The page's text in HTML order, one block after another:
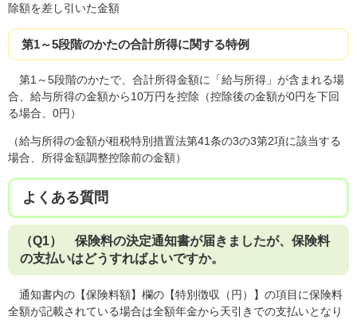
除額を差し引いた金額
第1～5段階のかたの合計所得に関する特例
第1～5段階のかたで、合計所得金額に「給与所得」が含まれる場
合、給与所得の金額から10万円を控除（控除後の金額が0円を下回
る場合、0円）
（給与所得の金額が租税特別措置法第41条の3の3第2項に該当する
場合、所得金額調整控除前の金額）
よくある質問​
（Q1） 保険料の決定通知書が届きましたが、保険料
の支払いはどうすればよいですか。
通知書内の【保険料額】欄の【特別徴収（円）】の項目に保険料
全額が記載されている場合は全額年金から天引きでの支払いとなり